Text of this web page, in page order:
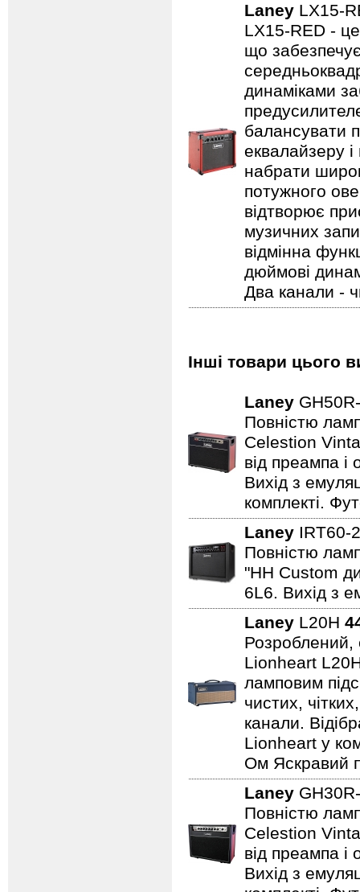
Laney LX15-
LX15-RED -
що
динаміками
балансувати
еквалайзеру
набрати
потужного
відтворює
музичних
відмінна
дюймові
Два канали -
Інші товари цього
Laney
Повністю
Celestion
від преампа
Вихід з
комплекті.
Laney IRT60-
Повністю
"HH Custom
6L6. Вихід з
Laney L20H
Розроблений,
Lionheart
ламповим
чистих,
канали.
Lionheart у
Ом Яскравий
Laney
Повністю
Celestion
від преампа
Вихід з